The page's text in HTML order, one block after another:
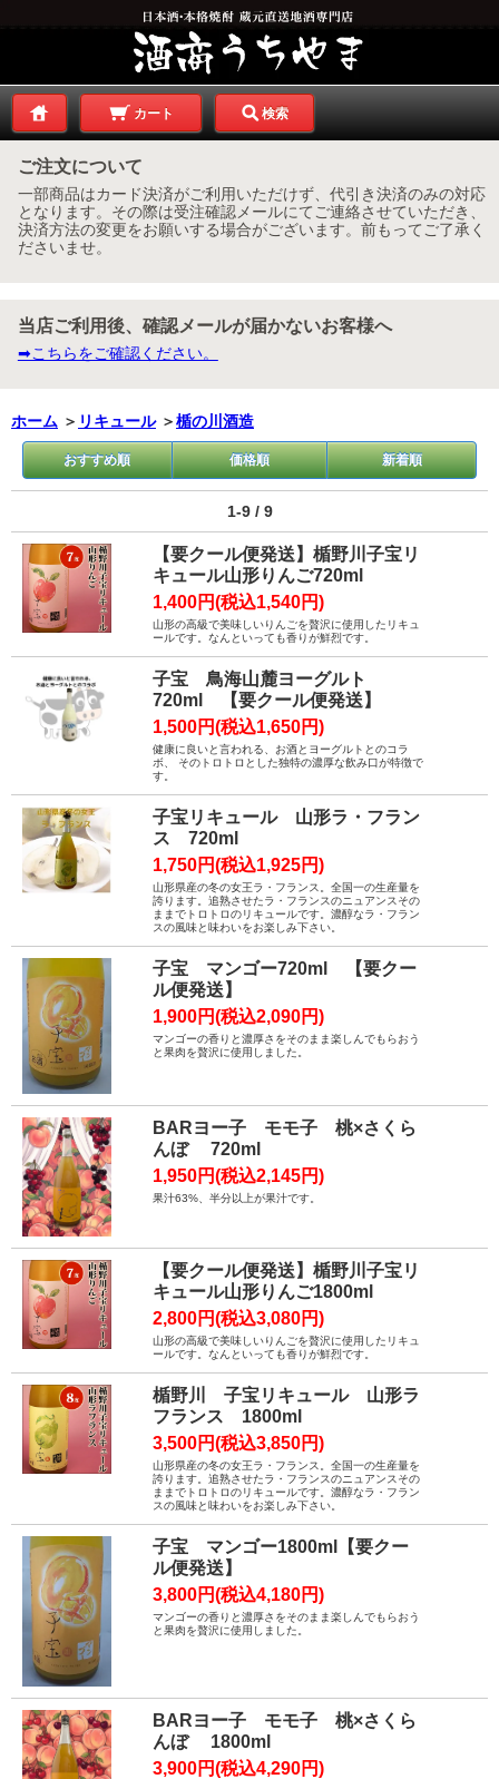
カート 検索
ご注文について
一部商品はカード決済がご利用いただけず、代引き決済のみの対応
となります。その際は受注確認メールにてご連絡させていただき、
決済方法の変更をお願いする場合がございます。前もってご了承く
ださいませ。
当店ご利用後、確認メールが届かないお客様へ
➡こちらをご確認ください。
ホーム ＞ リキュール ＞楯の川酒造
おすすめ順 価格順 新着順
1-9 / 9
【要クール便発送】楯野川子宝リ
キュール山形りんご720ml
1,400円(税込1,540円)
山形の高級で美味しいりんごを贅沢に使用したリキュ
ールです。なんといっても香りが鮮烈です。
子宝 鳥海山麓ヨーグルト
720ml 【要クール便発送】
1,500円(税込1,650円)
健康に良いと言われる、お酒とヨーグルトとのコラ
ボ、 そのトロトロとした独特の濃厚な飲み口が特徴で
す。
子宝リキュール 山形ラ・フラン
ス 720ml
1,750円(税込1,925円)
山形県産の冬の女王ラ・フランス。全国一の生産量を
誇ります。追熟させたラ・フランスのニュアンスその
ままでトロトロのリキュールです。濃醇なラ・フラン
スの風味と味わいをお楽しみ下さい。
子宝 マンゴー720ml 【要クー
ル便発送】
1,900円(税込2,090円)
マンゴーの香りと濃厚さをそのまま楽しんでもらおう
と果肉を贅沢に使用しました。
BARヨー子 モモ子 桃×さくら
んぼ 720ml
1,950円(税込2,145円)
果汁63%、半分以上が果汁です。
【要クール便発送】楯野川子宝リ
キュール山形りんご1800ml
2,800円(税込3,080円)
山形の高級で美味しいりんごを贅沢に使用したリキュ
ールです。なんといっても香りが鮮烈です。
楯野川 子宝リキュール 山形ラ
フランス 1800ml
3,500円(税込3,850円)
山形県産の冬の女王ラ・フランス。全国一の生産量を
誇ります。追熟させたラ・フランスのニュアンスその
ままでトロトロのリキュールです。濃醇なラ・フラン
スの風味と味わいをお楽しみ下さい。
子宝 マンゴー1800ml【要クー
ル便発送】
3,800円(税込4,180円)
マンゴーの香りと濃厚さをそのまま楽しんでもらおう
と果肉を贅沢に使用しました。
BARヨー子 モモ子 桃×さくら
んぼ 1800ml
3,900円(税込4,290円)